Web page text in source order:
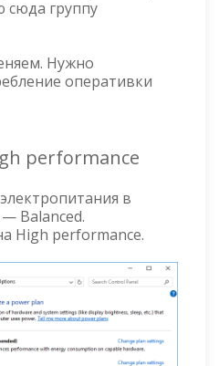
сюда группу
Нужно
оперативки
performance
в
Balanced.
High performance.